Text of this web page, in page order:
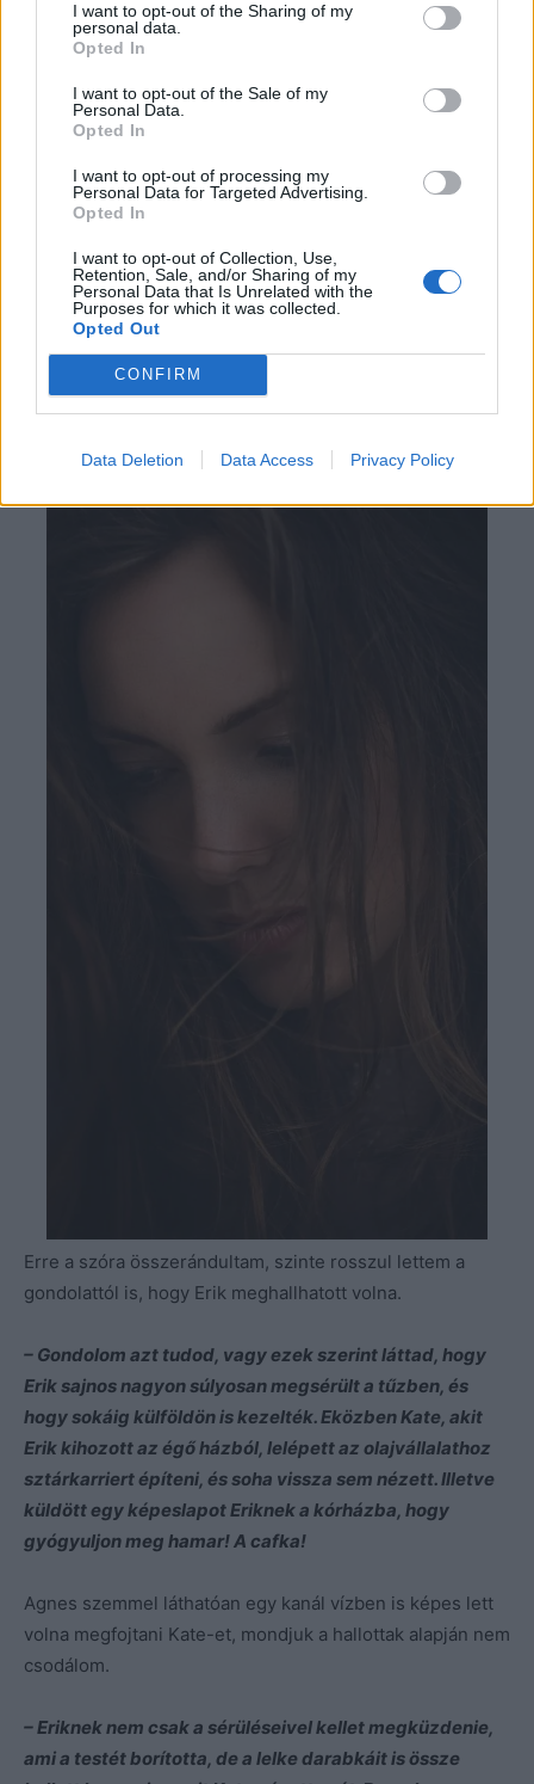
I want to opt-out of the Sharing of my
personal data.
Opted In
I want to opt-out of the Sale of my
Personal Data.
Opted In
I want to opt-out of processing my
Personal Data for Targeted Advertising.
Opted In
I want to opt-out of Collection, Use,
Retention, Sale, and/or Sharing of my
Personal Data that Is Unrelated with the
Purposes for which it was collected.
Opted Out
CONFIRM
Data Deletion Data Access Privacy Policy
Erik imádta ezt a házat, ide szeretett volna
visszaköltözni, ha már van családja, hogy a gyerekek itt
elvállalt egy egyéves megbízást egy nagy
olajvállalatnál, amiért külföldre kell utaznia arra az
időre. Eriket meg sem kérdezte. Kate nagyon indulatos
volt mindig is, a vita elfajult olyannyira, hogy egy
szétrobbant, és a szesz lángra kapott, mindent
beborított a nappaliban. Pillanatok alatt elterjedt a tűz,
Erik kivitte Kate-et a házból, majd vissza akart menni
pár cuccért, de nem mérte fel a tűz gyorsaságát és egy
gerenda rázuhant a mellkasára. Ha Nick nem ugrik át
aznap este váratlanul, és nem húzza ki Eriket a házból,
valószínűleg bennég.
Erre a szóra összerándultam, szinte rosszul lettem a
gondolattól is, hogy Erik meghallhatott volna.
– Gondolom azt tudod, vagy ezek szerint láttad, hogy
Erik sajnos nagyon súlyosan megsérült a tűzben, és
hogy sokáig külföldön is kezelték. Eközben Kate, akit
Erik kihozott az égő házból, lelépett az olajvállalathoz
sztárkarriert építeni, és soha vissza sem nézett. Illetve
küldött egy képeslapot Eriknek a kórházba, hogy
gyógyuljon meg hamar! A cafka!
Agnes szemmel láthatóan egy kanál vízben is képes lett
volna megfojtani Kate-et, mondjuk a hallottak alapján nem
csodálom.
– Eriknek nem csak a sérüléseivel kellet megküzdenie,
ami a testét borította, de a lelke darabkáit is össze